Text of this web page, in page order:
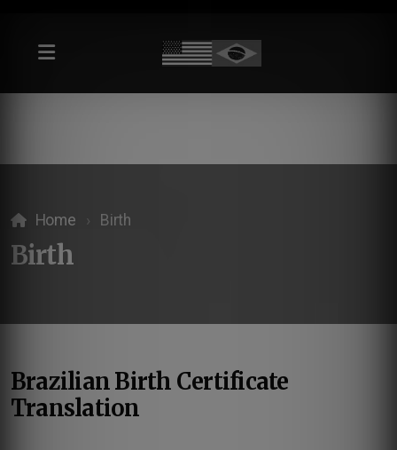
Home Birth
Birth
Brazilian Birth Certificate
Translation